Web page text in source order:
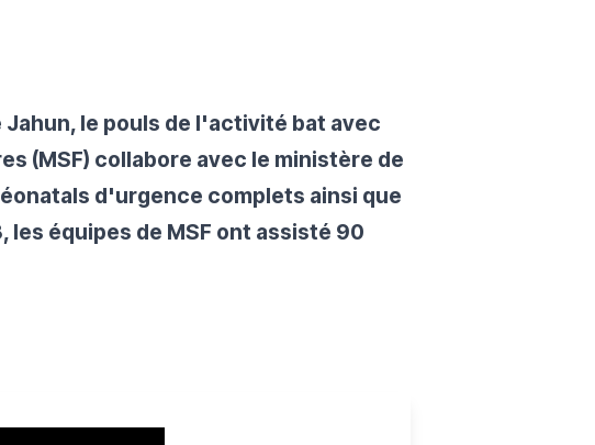
le pouls de l'activité bat avec
(MSF) collabore avec le ministère de
d'urgence complets ainsi que
équipes de MSF ont assisté 90